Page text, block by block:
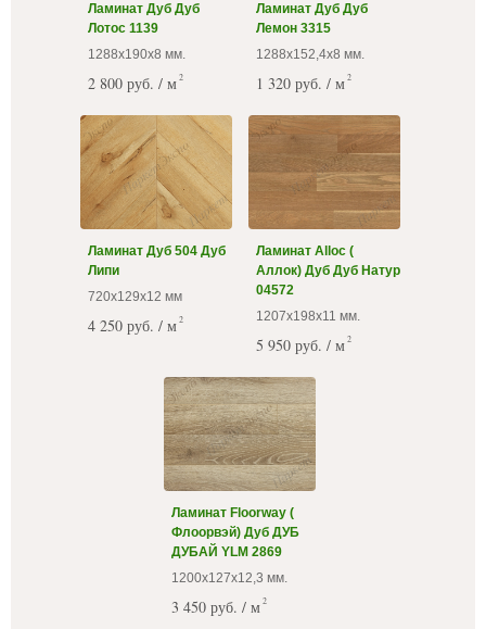
Ламинат Дуб Дуб
Лотос 1139
1288х190х8 мм.
2 800 руб. / м 2
Ламинат Дуб Дуб
Лемон 3315
1288х152,4х8 мм.
1 320 руб. / м 2
Ламинат Дуб 504 Дуб
Липи
720х129х12 мм
4 250 руб. / м 2
Ламинат Alloc (
Аллок) Дуб Дуб Натур
04572
1207х198х11 мм.
5 950 руб. / м 2
Ламинат Floorway (
Флоорвэй) Дуб ДУБ
ДУБАЙ YLM 2869
1200х127х12,3 мм.
3 450 руб. / м 2